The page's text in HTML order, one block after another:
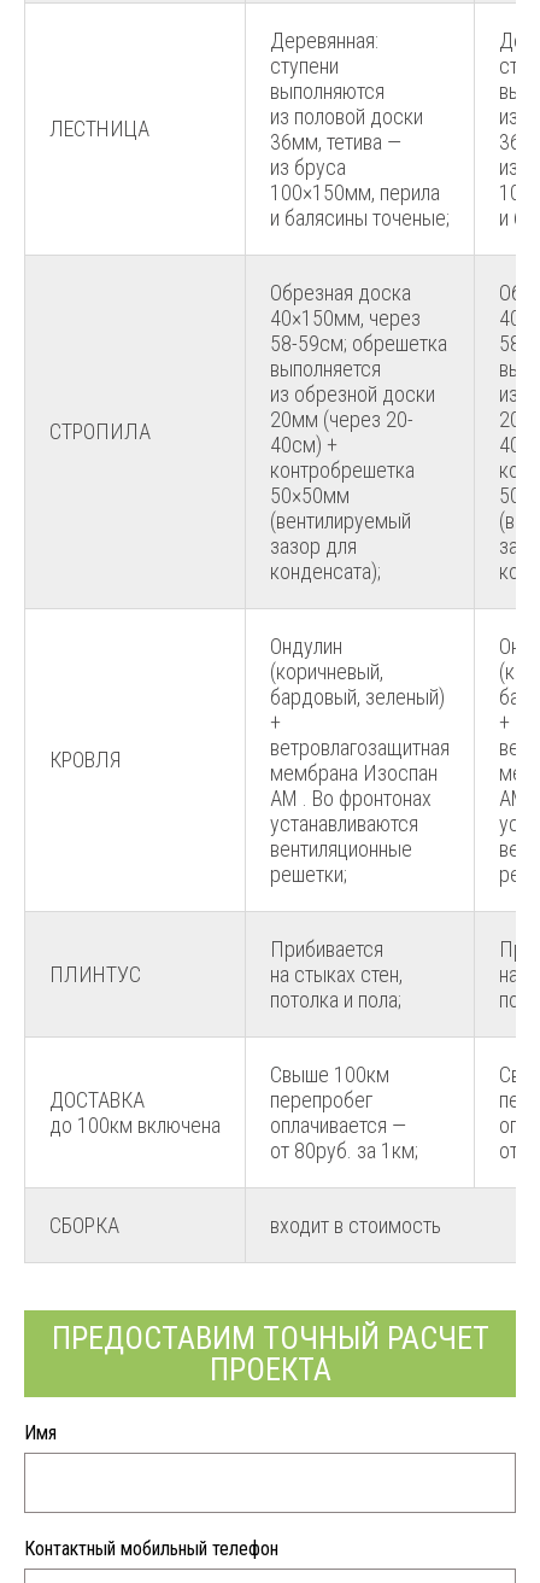
ЛЕСТНИЦА
Деревянная:
ступени
выполняются
из половой доски
36мм, тетива —
из бруса
100×150мм, перила
и балясины точеные;
из
из
и
СТРОПИЛА
Обрезная доска
40×150мм, через
58-59см; обрешетка
выполняется
из обрезной доски
20мм (через 20-
40см) +
контробрешетка
50×50мм
(вентилируемый
зазор для
конденсата);
58-
из
КРОВЛЯ
Ондулин
(коричневый,
бардовый, зеленый)
+
ветровлагозащитная
мембрана Изоспан
АМ . Во фронтонах
устанавливаются
вентиляционные
решетки;
+
АМ .
ПЛИНТУС
Прибивается
на стыках стен,
потолка и пола;
на
ДОСТАВКА
до 100км включена
Свыше 100км
перепробег
оплачивается —
от 80руб. за 1км;
от
СБОРКА входит в стоимость
ПРЕДОСТАВИМ ТОЧНЫЙ РАСЧЕТ
ПРОЕКТА
Имя
Контактный мобильный телефон